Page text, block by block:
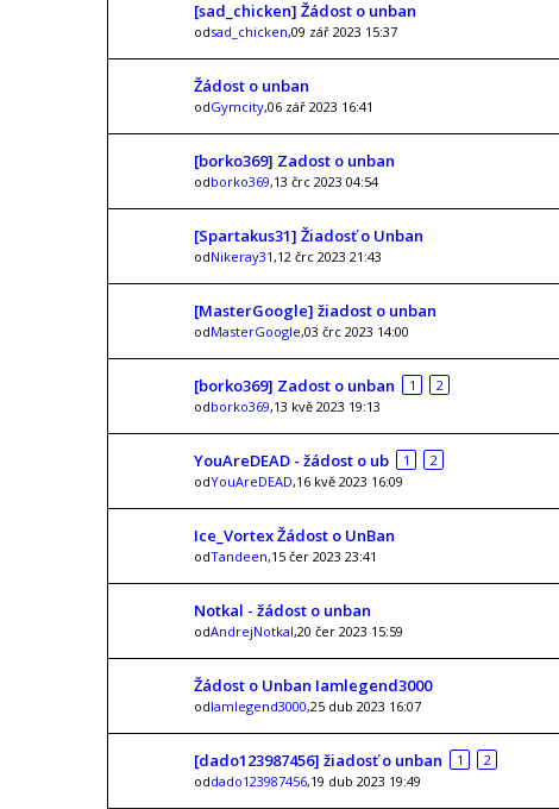
[sad_chicken] Žádost o unban
odsad_chicken,09 zář 2023 15:37
Žádost o unban
odGymcity,06 zář 2023 16:41
[borko369] Zadost o unban
odborko369,13 črc 2023 04:54
[Spartakus31] Žiadosť o Unban
odNikeray31,12 črc 2023 21:43
[MasterGoogle] žiadost o unban
odMasterGoogle,03 črc 2023 14:00
[borko369] Zadost o unban 1
2
odborko369,13 kvě 2023 19:13
YouAreDEAD - žádost o ub 1
2
odYouAreDEAD,16 kvě 2023 16:09
Ice_Vortex Žádost o UnBan
odTandeen,15 čer 2023 23:41
Notkal - žádost o unban
odAndrejNotkal,20 čer 2023 15:59
Žádost o Unban Iamlegend3000
odIamlegend3000,25 dub 2023 16:07
[dado123987456] žiadosť o unban 1
2
oddado123987456,19 dub 2023 19:49